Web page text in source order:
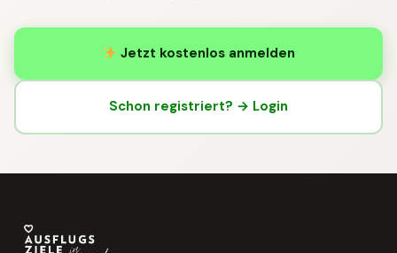
Jetzt kostenlos anmelden
Schon registriert? → Login